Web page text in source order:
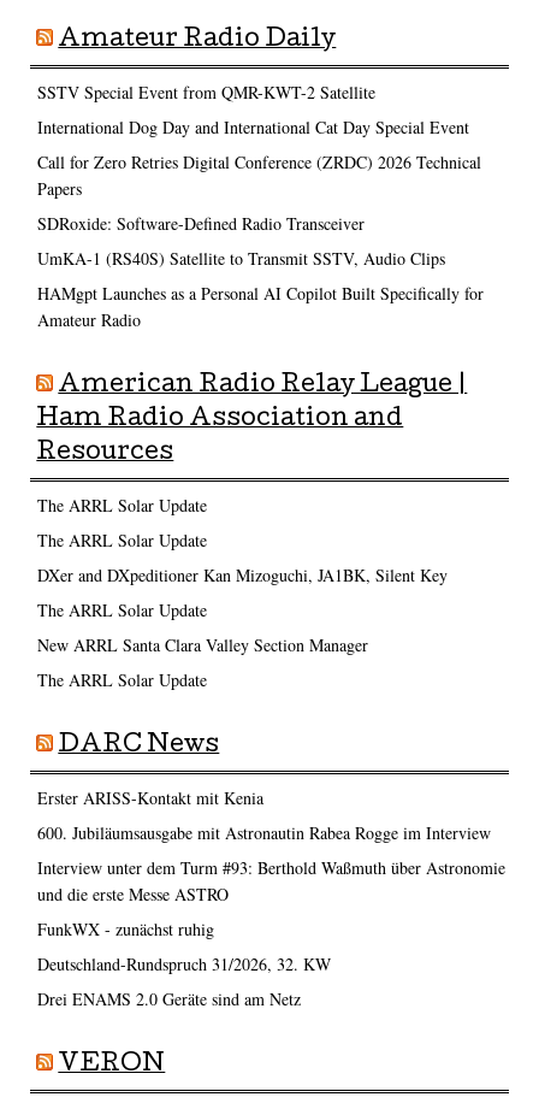
Amateur Radio Daily
SSTV Special Event from QMR-KWT-2 Satellite
International Dog Day and International Cat Day Special Event
Call for Zero Retries Digital Conference (ZRDC) 2026 Technical
Papers
SDRoxide: Software-Defined Radio Transceiver
UmKA-1 (RS40S) Satellite to Transmit SSTV, Audio Clips
HAMgpt Launches as a Personal AI Copilot Built Specifically for
Amateur Radio
American Radio Relay League |
Ham Radio Association and
Resources
The ARRL Solar Update
The ARRL Solar Update
DXer and DXpeditioner Kan Mizoguchi, JA1BK, Silent Key
The ARRL Solar Update
New ARRL Santa Clara Valley Section Manager
The ARRL Solar Update
DARC News
Erster ARISS-Kontakt mit Kenia
600. Jubiläumsausgabe mit Astronautin Rabea Rogge im Interview
Interview unter dem Turm #93: Berthold Waßmuth über Astronomie
und die erste Messe ASTRO
FunkWX - zunächst ruhig
Deutschland-Rundspruch 31/2026, 32. KW
Drei ENAMS 2.0 Geräte sind am Netz
VERON